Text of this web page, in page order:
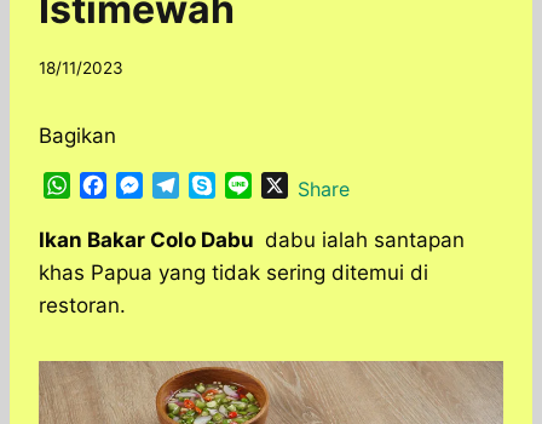
By
18/11/2023
Bagikan
W
a
t
s
A
p
c
e
b
o
k
M
s
s
e
r
l
e
m
y
p
n
e
XShare
Ikan Bakar Colo Dabu dabu ialah santapan
khas Papua yang tidak sering ditemui di
restoran.